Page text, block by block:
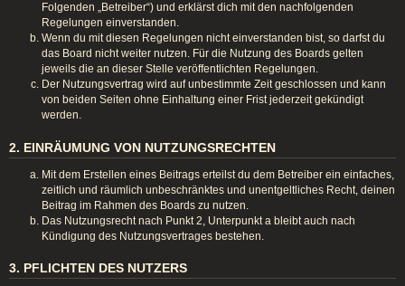
Folgenden „Betreiber“) und erklärst dich mit den nachfolgenden
Regelungen einverstanden.
Wenn du mit diesen Regelungen nicht einverstanden bist, so darfst du
das Board nicht weiter nutzen. Für die Nutzung des Boards gelten
jeweils die an dieser Stelle veröffentlichten Regelungen.
Der Nutzungsvertrag wird auf unbestimmte Zeit geschlossen und kann
von beiden Seiten ohne Einhaltung einer Frist jederzeit gekündigt
werden.
2. EINRÄUMUNG VON NUTZUNGSRECHTEN
Mit dem Erstellen eines Beitrags erteilst du dem Betreiber ein einfaches,
zeitlich und räumlich unbeschränktes und unentgeltliches Recht, deinen
Beitrag im Rahmen des Boards zu nutzen.
Das Nutzungsrecht nach Punkt 2, Unterpunkt a bleibt auch nach
Kündigung des Nutzungsvertrages bestehen.
3. PFLICHTEN DES NUTZERS